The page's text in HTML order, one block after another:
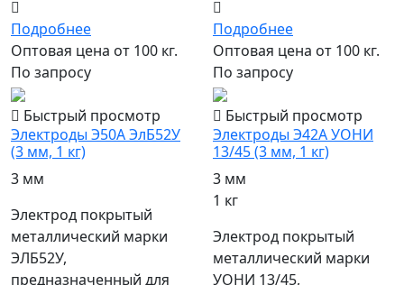
Подробнее
Оптовая цена от 100 кг.
По запросу
Подробнее
Оптовая цена от 100 кг.
По запросу
Быстрый просмотр
Электроды Э50А ЭлБ52У
(3 мм, 1 кг)
3 мм
Электрод покрытый
металлический марки
ЭЛБ52У,
предназначенный для
Быстрый просмотр
Электроды Э42А УОНИ
13/45 (3 мм, 1 кг)
3 мм
1 кг
Электрод покрытый
металлический марки
УОНИ 13/45,